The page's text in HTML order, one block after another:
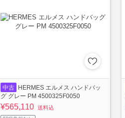
中古
HERMES エルメス ハンドバッ
グ グレー PM 4500325F0050
¥565,110 送料込